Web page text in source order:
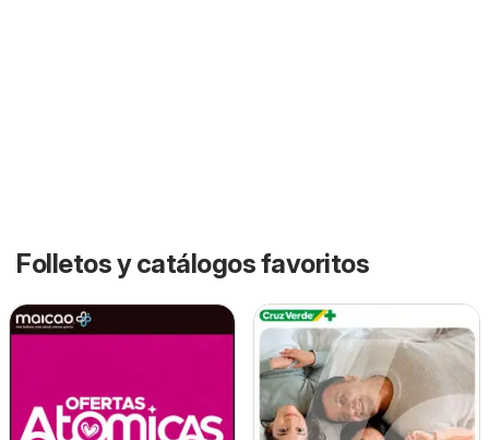
Folletos y catálogos favoritos